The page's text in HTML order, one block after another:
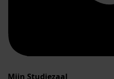
Mijn Studiezaal